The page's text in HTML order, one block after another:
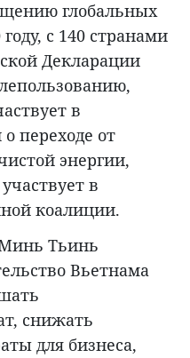
глобальных
с 140 странами
Декларации
в
переходе от
энергии,
в
коалиции.
Тьинь
Вьетнама
снижать
для бизнеса,